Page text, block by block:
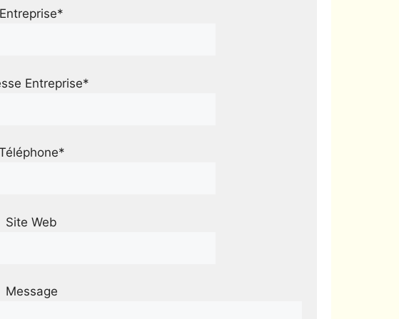
Entreprise*
Entreprise*
Site Web
Message